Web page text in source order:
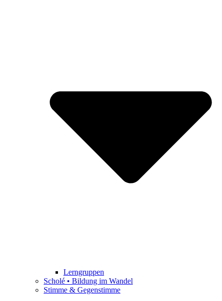
Lerngruppen
Scholé • Bildung im Wandel
Stimme & Gegenstimme